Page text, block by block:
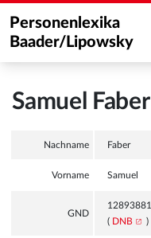
Personenlexika
Baader/Lipowsky
Samuel
Nachname Faber
Vorname Samuel
GND
( DNB )